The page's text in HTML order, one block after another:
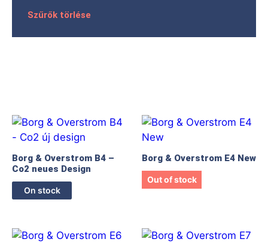
Szűrők törlése
Borg & Overstrom B4 –
Co2 neues Design
On stock
Borg & Overstrom E4 New
Out of stock